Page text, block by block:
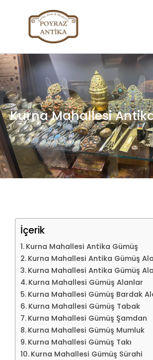
Kurna Mahallesi
İçerik
Kurna Mahallesi Antika Gümüş
Kurna Mahallesi Antika Gümüş
Kurna Mahallesi Antika Gümüş
Kurna Mahallesi Gümüş Alanlar
Kurna Mahallesi Gümüş Bardak
Kurna Mahallesi Gümüş Tabak
Kurna Mahallesi Gümüş Şamdan
Kurna Mahallesi Gümüş Mumluk
Kurna Mahallesi Gümüş Takı
Kurna Mahallesi Gümüş Sürahi